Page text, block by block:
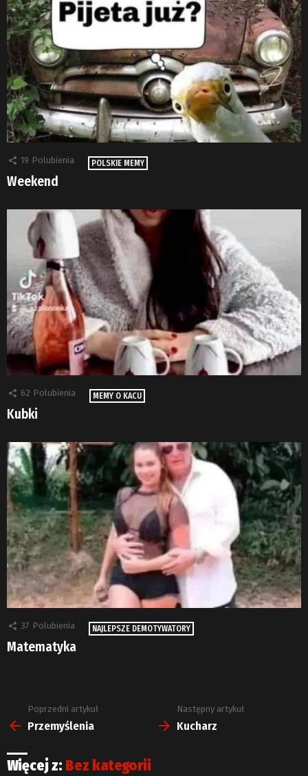
19 Polubienia POLSKIE MEMY
Weekend
62 Polubienia MEMY O KACU
Kubki
37 Polubienia NAJLEPSZE DEMOTYWATORY
Matematyka
Zobacz
więcej
Poprzedni artykuł
Przemyślenia
Następny artykuł
Kucharz
Więcej z: Bez kategorii